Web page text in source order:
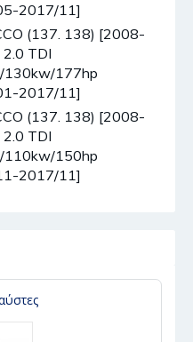
2017/11]
(137. 138) [2008-
TDI
130kw/177hp
2017/11]
(137. 138) [2008-
TDI
110kw/150hp
2017/11]